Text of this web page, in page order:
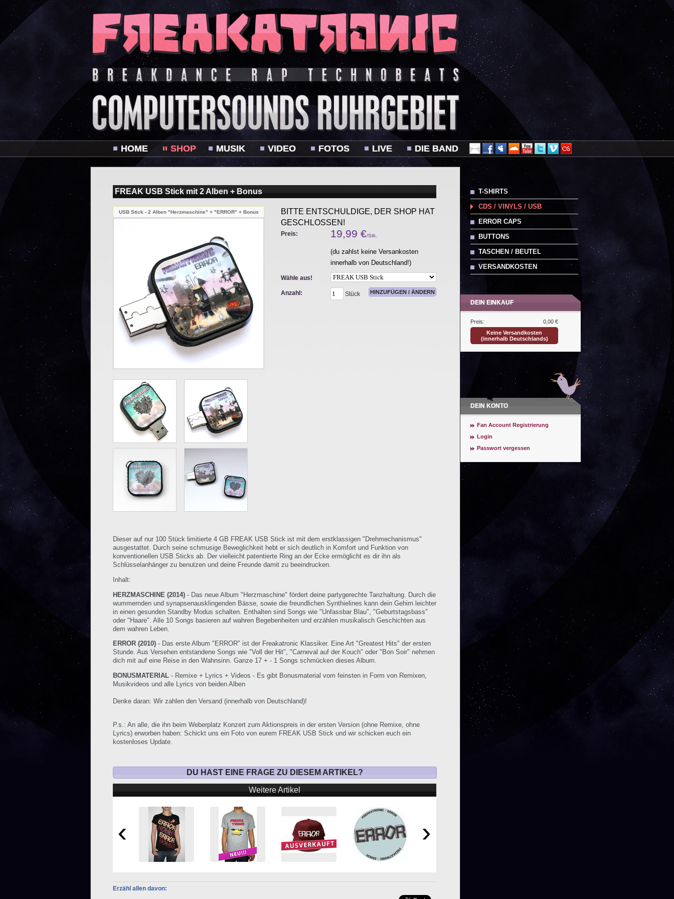
HOME SHOP MUSIK VIDEO FOTOS LIVE DIE BAND
FREAK USB Stick mit 2 Alben + Bonus
USB Stick - 2 Alben "Herzmaschine" + "ERROR" + Bonus
BITTE ENTSCHULDIGE, DER SHOP HAT
GESCHLOSSEN!
Preis: 19,99 €/Stk.
(du zahlst keine Versankosten
innerhalb von Deutschland!)
Wähle aus!
Anzahl: Stück
Dieser auf nur 100 Stück limitierte 4 GB FREAK USB Stick ist mit dem erstklassigen "Drehmechanismus"
ausgestattet. Durch seine schmusige Beweglichkeit hebt er sich deutlich in Komfort und Funktion von
konventionellen USB Sticks ab. Der vielleicht patentierte Ring an der Ecke ermöglicht es dir ihn als
Schlüsselanhänger zu benutzen und deine Freunde damit zu beeindrucken.
Inhalt:
HERZMASCHINE (2014) - Das neue Album "Herzmaschine" fördert deine partygerechte Tanzhaltung. Durch die
wummernden und synapsenausklingenden Bässe, sowie die freundlichen Synthielines kann dein Gehirn leichter
in einen gesunden Standby Modus schalten. Enthalten sind Songs wie "Unfassbar Blau", "Geburtstagsbass"
oder "Haare". Alle 10 Songs basieren auf wahren Begebenheiten und erzählen musikalisch Geschichten aus
dem wahren Leben.
ERROR (2010) - Das erste Album "ERROR" ist der Freakatronic Klassiker. Eine Art "Greatest Hits" der ersten
Stunde. Aus Versehen entstandene Songs wie "Voll der Hit", "Carneval auf der Kouch" oder "Bon Soir" nehmen
dich mit auf eine Reise in den Wahnsinn. Ganze 17 + - 1 Songs schmücken dieses Album.
BONUSMATERIAL - Remixe + Lyrics + Videos - Es gibt Bonusmaterial vom feinsten in Form von Remixen,
Musikvideos und alle Lyrics von beiden Alben
Denke daran: Wir zahlen den Versand (innerhalb von Deutschland)!
P.s.: An alle, die ihn beim Weberplatz Konzert zum Aktionspreis in der ersten Version (ohne Remixe, ohne
Lyrics) erworben haben: Schickt uns ein Foto von eurem FREAK USB Stick und wir schicken euch ein
kostenloses Update.
DU HAST EINE FRAGE ZU DIESEM ARTIKEL?
Weitere Artikel
Erzähl allen davon:
T-SHIRTS
CDS / VINYLS / USB
ERROR CAPS
BUTTONS
TASCHEN / BEUTEL
VERSANDKOSTEN
DEIN EINKAUF
Preis:
0,00 €
Keine Versandkosten
(innerhalb Deutschlands)
DEIN KONTO
Fan Account Registrierung
Login
Passwort vergessen